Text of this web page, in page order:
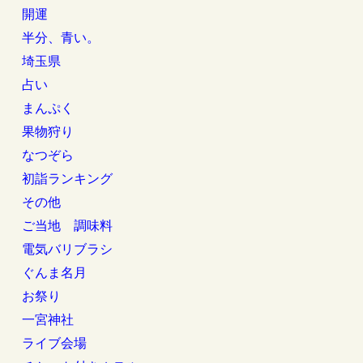
開運
半分、青い。
埼玉県
占い
まんぷく
果物狩り
なつぞら
初詣ランキング
その他
ご当地 調味料
電気バリブラシ
ぐんま名月
お祭り
一宮神社
ライブ会場